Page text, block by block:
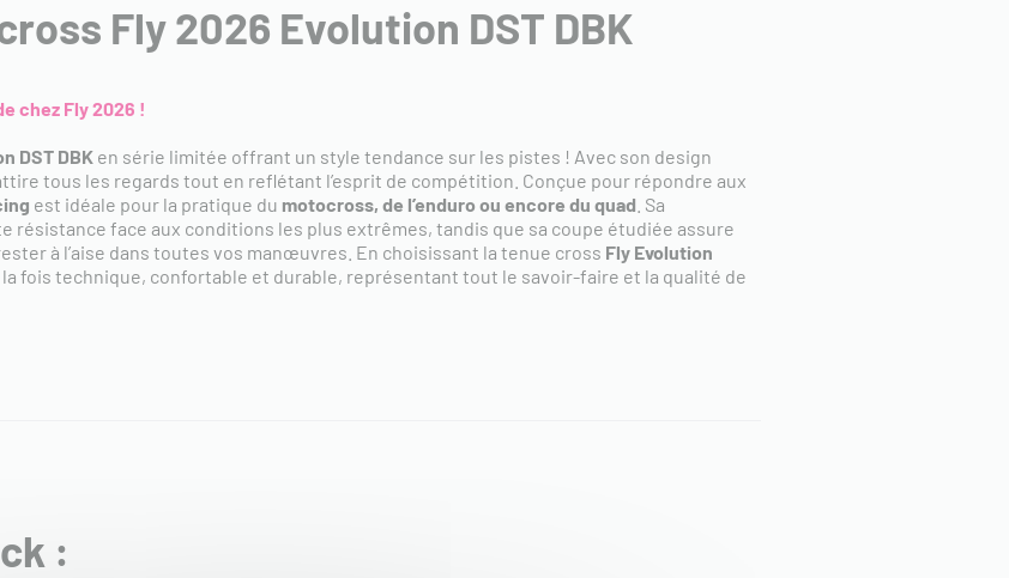
Fly 2026 Evolution DST DBK
chez Fly 2026 !
DST DBK en série limitée offrant un style tendance sur les pistes ! Avec son design
tous les regards tout en reflétant l’esprit de compétition. Conçue pour répondre aux
est idéale pour la pratique du motocross, de l’enduro ou encore du quad . Sa
face aux conditions les plus extrêmes, tandis que sa coupe étudiée assure
à l’aise dans toutes vos manœuvres. En choisissant la tenue cross Fly Evolution
la fois technique, confortable et durable, représentant tout le savoir-faire et la qualité de
: